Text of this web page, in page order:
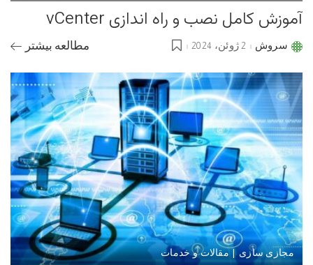
آموزش کامل نصب و راه اندازی vCenter
Postedسروش 2 ژوئن، 2024 مطالعه بیشتر
مجازی سازی | مقالات و خدمات